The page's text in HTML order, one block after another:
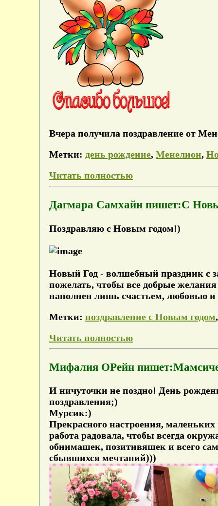
Вчера получила поздравление от
Метки: день рождение, Менелион,
Читать полностью
Дагмара Самхайн пишет:С
Поздравляю с Новым годом!)
Новый Год - волшебный праздник с
пожелать, чтобы все добрые
наполнен лишь счастьем, любовью
Метки: поздравление с Новым годом
Читать полностью
Мифалия ОРейн
И ничуточки не поздно! День
поздравления;)
Мурсик:)
Прекрасного настроения,
работа радовала, чтобы всегда
обнимашек, позитивяшек и всего
сбывшихся мечтаний)))